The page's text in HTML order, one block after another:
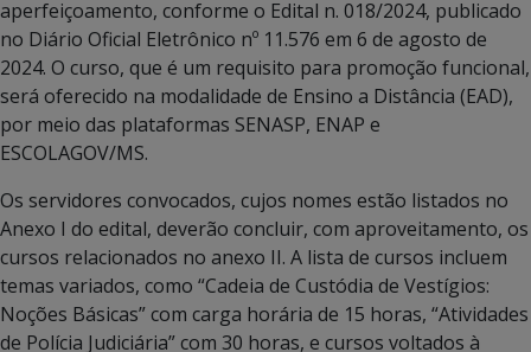
aperfeiçoamento, conforme o Edital n. 018/2024, publicado
no Diário Oficial Eletrônico nº 11.576 em 6 de agosto de
2024. O curso, que é um requisito para promoção funcional,
será oferecido na modalidade de Ensino a Distância (EAD),
por meio das plataformas SENASP, ENAP e
ESCOLAGOV/MS.
Os servidores convocados, cujos nomes estão listados no
Anexo I do edital, deverão concluir, com aproveitamento, os
cursos relacionados no anexo II. A lista de cursos incluem
temas variados, como “Cadeia de Custódia de Vestígios:
Noções Básicas” com carga horária de 15 horas, “Atividades
de Polícia Judiciária” com 30 horas, e cursos voltados à